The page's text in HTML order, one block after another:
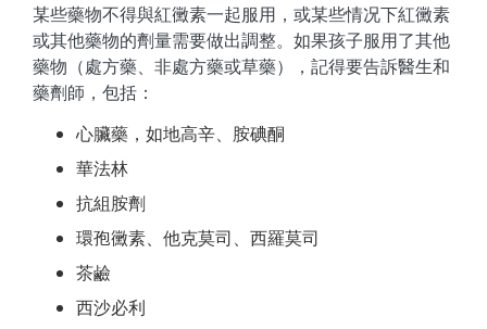
某些藥物不得與紅黴素一起服用，或某些情况下紅黴素
或其他藥物的劑量需要做出調整。如果孩子服用了其他
藥物（處方藥、非處方藥或草藥），記得要告訴醫生和
藥劑師，包括：
心臟藥，如地高辛、胺碘酮
華法林
抗組胺劑
環孢黴素、他克莫司、西羅莫司
茶鹼
西沙必利